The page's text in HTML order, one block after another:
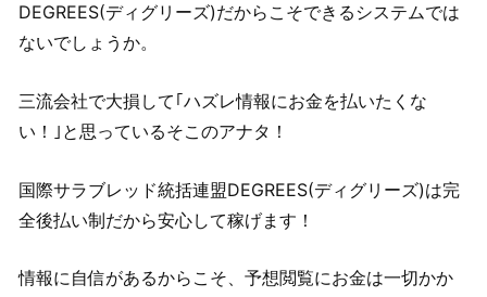
DEGREES(ディグリーズ)だからこそできるシステムでは
ないでしょうか。
三流会社で大損して｢ハズレ情報にお金を払いたくな
い！｣と思っているそこのアナタ！
国際サラブレッド統括連盟DEGREES(ディグリーズ)は完
全後払い制だから安心して稼げます！
情報に自信があるからこそ、予想閲覧にお金は一切かか